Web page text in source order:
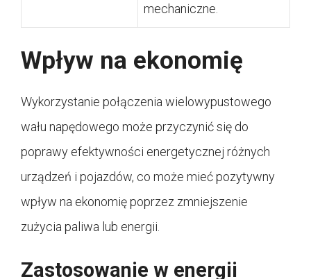
mechaniczne.
Wpływ na ekonomię
Wykorzystanie połączenia wielowypustowego
wału napędowego może przyczynić się do
poprawy efektywności energetycznej różnych
urządzeń i pojazdów, co może mieć pozytywny
wpływ na ekonomię poprzez zmniejszenie
zużycia paliwa lub energii.
Zastosowanie w energii